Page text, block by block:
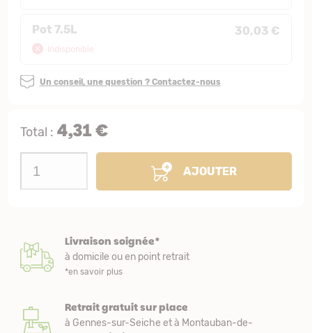
Pot 7.5L 30,03 €
Indisponible
Un conseil, une question ? Contactez-nous
Total : 4,31 €
AJOUTER
Livraison soignée*
à domicile ou en point retrait
*en savoir plus
Retrait gratuit sur place
à Gennes-sur-Seiche et à Montauban-de-